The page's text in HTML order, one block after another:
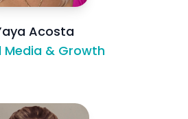
Acosta
Media & Growth